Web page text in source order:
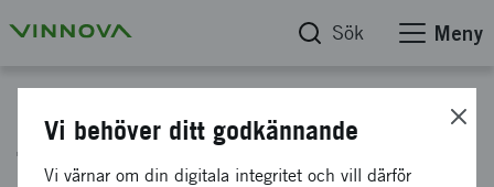
Sök Meny
Teknikspridning EnviroMan
Vi behöver ditt godkännande
Vi värnar om din digitala integritet och vill därför